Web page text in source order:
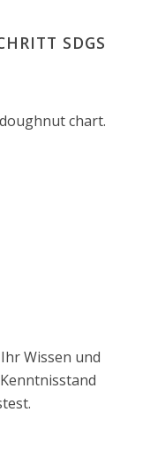
SDGS
chart.
Wissen und